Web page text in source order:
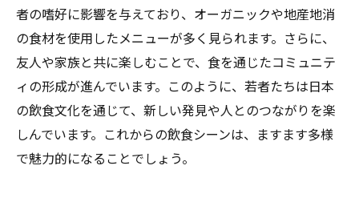
者の嗜好に影響を与えており、オーガニックや地産地消
の食材を使用したメニューが多く見られます。さらに、
友人や家族と共に楽しむことで、食を通じたコミュニテ
ィの形成が進んでいます。このように、若者たちは日本
の飲食文化を通じて、新しい発見や人とのつながりを楽
しんでいます。これからの飲食シーンは、ますます多様
で魅力的になることでしょう。